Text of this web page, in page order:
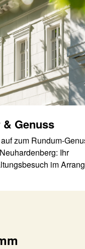
Genuss
zum Rundum-
Ihr
im